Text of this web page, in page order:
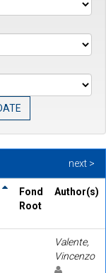
next >
Fond
Root
Author(s)
Valente,
Vincenzo